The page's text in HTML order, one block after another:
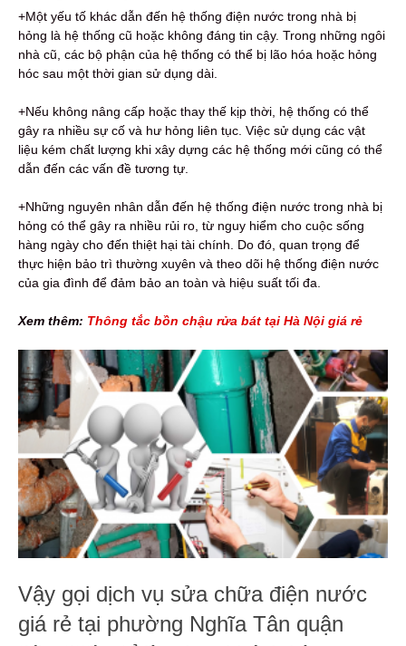
+Một yếu tố khác dẫn đến hệ thống điện nước trong nhà bị
hỏng là hệ thống cũ hoặc không đáng tin cậy. Trong những ngôi
nhà cũ, các bộ phận của hệ thống có thể bị lão hóa hoặc hỏng
hóc sau một thời gian sử dụng dài.
+Nếu không nâng cấp hoặc thay thế kịp thời, hệ thống có thể
gây ra nhiều sự cố và hư hỏng liên tục. Việc sử dụng các vật
liệu kém chất lượng khi xây dựng các hệ thống mới cũng có thể
dẫn đến các vấn đề tương tự.
+Những nguyên nhân dẫn đến hệ thống điện nước trong nhà bị
hỏng có thể gây ra nhiều rủi ro, từ nguy hiểm cho cuộc sống
hàng ngày cho đến thiệt hại tài chính. Do đó, quan trọng để
thực hiện bảo trì thường xuyên và theo dõi hệ thống điện nước
của gia đình để đảm bảo an toàn và hiệu suất tối đa.
Xem thêm: Thông tắc bồn chậu rửa bát tại Hà Nội giá rẻ
Vậy gọi dịch vụ sửa chữa điện nước
giá rẻ tại phường Nghĩa Tân quận